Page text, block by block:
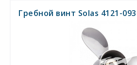
Гребной винт Solas 4121-